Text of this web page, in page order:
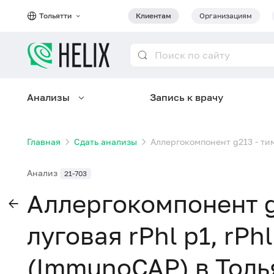
Тольятти Клиентам Организациям
Анализы Запись к врачу
Главная Сдать анализы Аллергокомпонент g213 -
Анализ 21-703
Аллергокомпонент
луговая rPhl p1,
(ImmunoCAP) в